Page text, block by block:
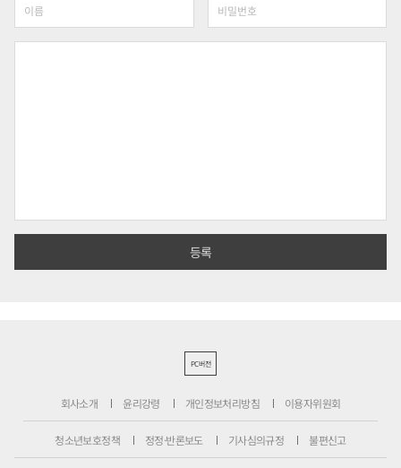
PC버전
회사소개 윤리강령 개인정보처리방침 이용자위원회
청소년보호정책 정정·반론보도 기사심의규정 불편신고